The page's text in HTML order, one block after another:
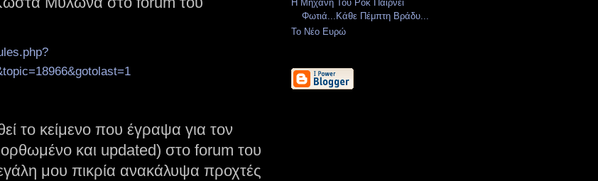
το κείμενο που έγραψα για τον
και updated) στο forum του
μου πικρία ανακάλυψα προχτές
Η Μηχανή Του Ροκ Παίρνει
Φωτιά...Κάθε Πέμπτη Βράδυ...
Το Νέο Ευρώ